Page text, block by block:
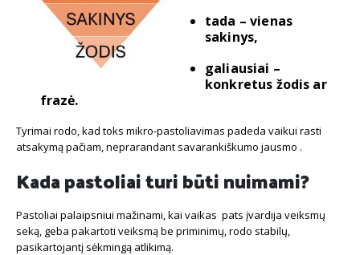
tada – vienas
sakinys,
galiausiai –
konkretus žodis ar
frazė.
Tyrimai rodo, kad toks mikro-pastoliavimas padeda vaikui rasti
atsakymą pačiam, neprarandant savarankiškumo jausmo .
Kada pastoliai turi būti nuimami?
Pastoliai palaipsniui mažinami, kai vaikas pats įvardija veiksmų
seką, geba pakartoti veiksmą be priminimų, rodo stabilų,
pasikartojantį sėkmingą atlikimą.